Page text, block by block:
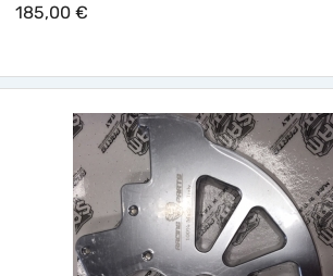
185,00 €